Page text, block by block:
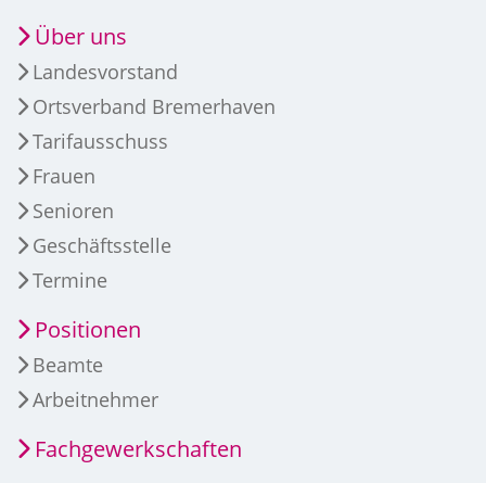
Über uns
Landesvorstand
Ortsverband Bremerhaven
Tarifausschuss
Frauen
Senioren
Geschäftsstelle
Termine
Positionen
Beamte
Arbeitnehmer
Fachgewerkschaften